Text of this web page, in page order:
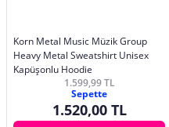
Korn Metal Music Müzik Group
Heavy Metal Sweatshirt Unisex
Kapüşonlu Hoodie
1.599,99 TL
Sepette
1.520,00 TL